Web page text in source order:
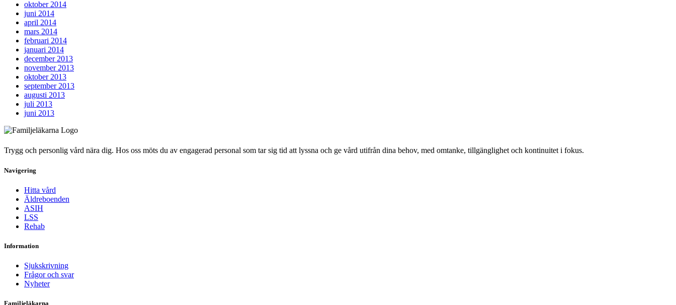
oktober 2014
juni 2014
april 2014
mars 2014
februari 2014
januari 2014
december 2013
november 2013
oktober 2013
september 2013
augusti 2013
juli 2013
juni 2013
Trygg och personlig vård nära dig. Hos oss möts du av engagerad personal som tar sig tid att lyssna och ge vård utifrån dina behov, med omtanke, tillgänglighet och kontinuitet i fokus.
Navigering
Hitta vård
Äldreboenden
ASIH
LSS
Rehab
Information
Sjukskrivning
Frågor och svar
Nyheter
Familjeläkarna